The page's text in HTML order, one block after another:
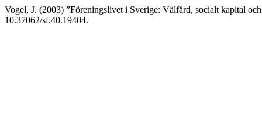
Vogel, J. (2003) ”Föreningslivet i Sverige: Välfärd, socialt kapital
10.37062/sf.40.19404.